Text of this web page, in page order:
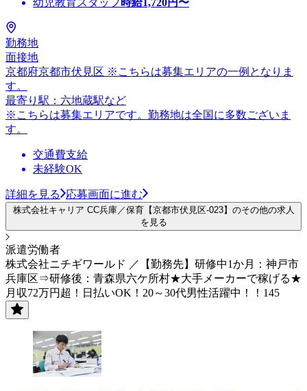
勤務地
面接地
京都府京都市伏見区 ※こちらは募集エリアの一例となりま
す。
最寄り駅：六地蔵駅など
※こちらは募集エリアです。勤務地は全国に多数ございま
す。
交通費支給
未経験OK
詳細を見る 応募画面に進む
株式会社キャリア CC兵庫／保育【京都市伏見区-023】のその他の求人
を見る
派遣労働者
株式会社ニチギワールド ／【勤務先】研修中1か月：神戸市
兵庫区⇒研修後：青森県六ケ所村★大手メーカーで稼げる★
月収72万円超！日払いOK！20～30代男性活躍中！！145